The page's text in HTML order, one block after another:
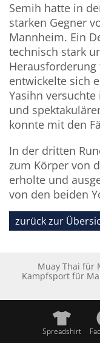
Semih hatte in
starken Gegner
Mannheim. Ein
technisch stark
entwickelte sich
Yasihn
und
konnte mit den
In der dritten
zum Körper von
erholte und
von den beiden
zurück zur
Muay Thai für
Kampfsport für
Spreadshirt